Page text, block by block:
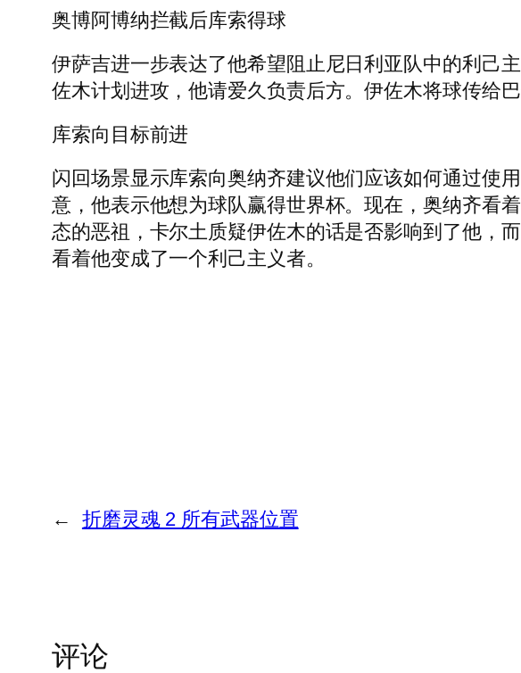
奥博阿博纳拦截后库索得球
伊萨吉进一步表达了他希望阻止尼日利亚队中的利己
佐木计划进攻，他请爱久负责后方。伊佐木将球传给
库索向目标前进
闪回场景显示库索向奥纳齐建议他们应该如何通过使
意，他表示他想为球队赢得世界杯。现在，奥纳齐看
态的恶祖，卡尔土质疑伊佐木的话是否影响到了他，
看着他变成了一个利己主义者。
← 折磨灵魂 2 所有武器位置
评论